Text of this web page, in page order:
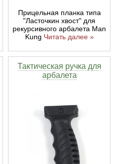
Прицельная планка типа
"Ласточкин хвост" для
рекурсивного арбалета Man
Kung Читать далее »
Тактическая ручка для
арбалета